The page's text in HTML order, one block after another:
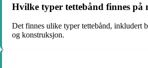
Hvilke typer tettebånd finnes på
Det finnes ulike typer tettebånd, inkludert
og konstruksjon.